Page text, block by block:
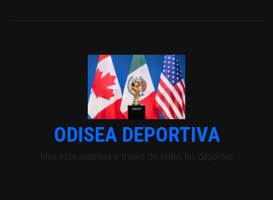
ODISEA DEPORTIVA
Vive esta aventura a través de todos los deportes